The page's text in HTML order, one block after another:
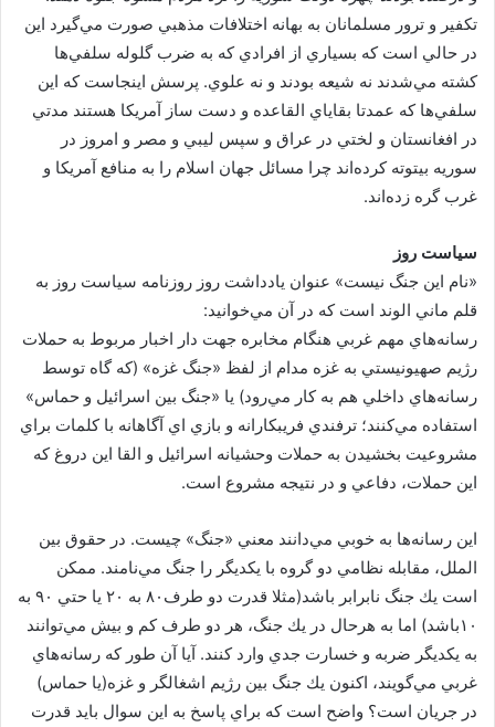
تکفير و ترور مسلمانان به بهانه اختلافات مذهبي صورت مي‌گيرد اين
در حالي است که بسياري از افرادي که به ضرب گلوله سلفي‌ها
کشته مي‌شدند نه شيعه بودند و نه علوي. پرسش اينجاست که اين
سلفي‌ها که عمدتا بقاياي القاعده و دست ساز آمريکا هستند مدتي
در افغانستان و لختي در عراق و سپس ليبي و مصر و امروز در
سوريه بيتوته کرده‌اند چرا مسائل جهان اسلام را به منافع آمريکا و
غرب گره زده‌اند.
سياست روز
«نام اين جنگ نيست» عنوان يادداشت روز روزنامه سياست روز به
قلم ماني الوند است كه در آن مي‌خوانيد:
رسانه‌هاي مهم غربي هنگام مخابره جهت دار اخبار مربوط به حملات
رژيم صهيونيستي به غزه مدام از لفظ «جنگ غزه» (كه گاه توسط
رسانه‌هاي داخلي هم به كار مي‌رود) يا «جنگ بين اسرائيل و حماس»
استفاده مي‌كنند؛ ترفندي فريبكارانه و بازي اي آگاهانه با كلمات براي
مشروعيت بخشيدن به حملات وحشيانه اسرائيل و القا اين دروغ كه
اين حملات، دفاعي و در نتيجه مشروع است.
اين رسانه‌ها به خوبي مي‌دانند معني «جنگ» چيست. در حقوق بين
الملل، مقابله نظامي دو گروه با يكديگر را جنگ مي‌نامند. ممكن
است يك جنگ نابرابر باشد(مثلا قدرت دو طرف۸۰ به ۲۰ يا حتي ۹۰ به
۱۰باشد) اما به هرحال در يك جنگ، هر دو طرف كم و بيش مي‌توانند
به يكديگر ضربه و خسارت جدي وارد كنند. آيا آن طور كه رسانه‌هاي
غربي مي‌گويند، اكنون يك جنگ بين رژيم اشغالگر و غزه(يا حماس)
در جريان است؟ واضح است كه براي پاسخ به اين سوال بايد قدرت